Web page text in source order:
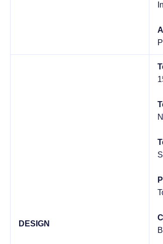
DESIGN